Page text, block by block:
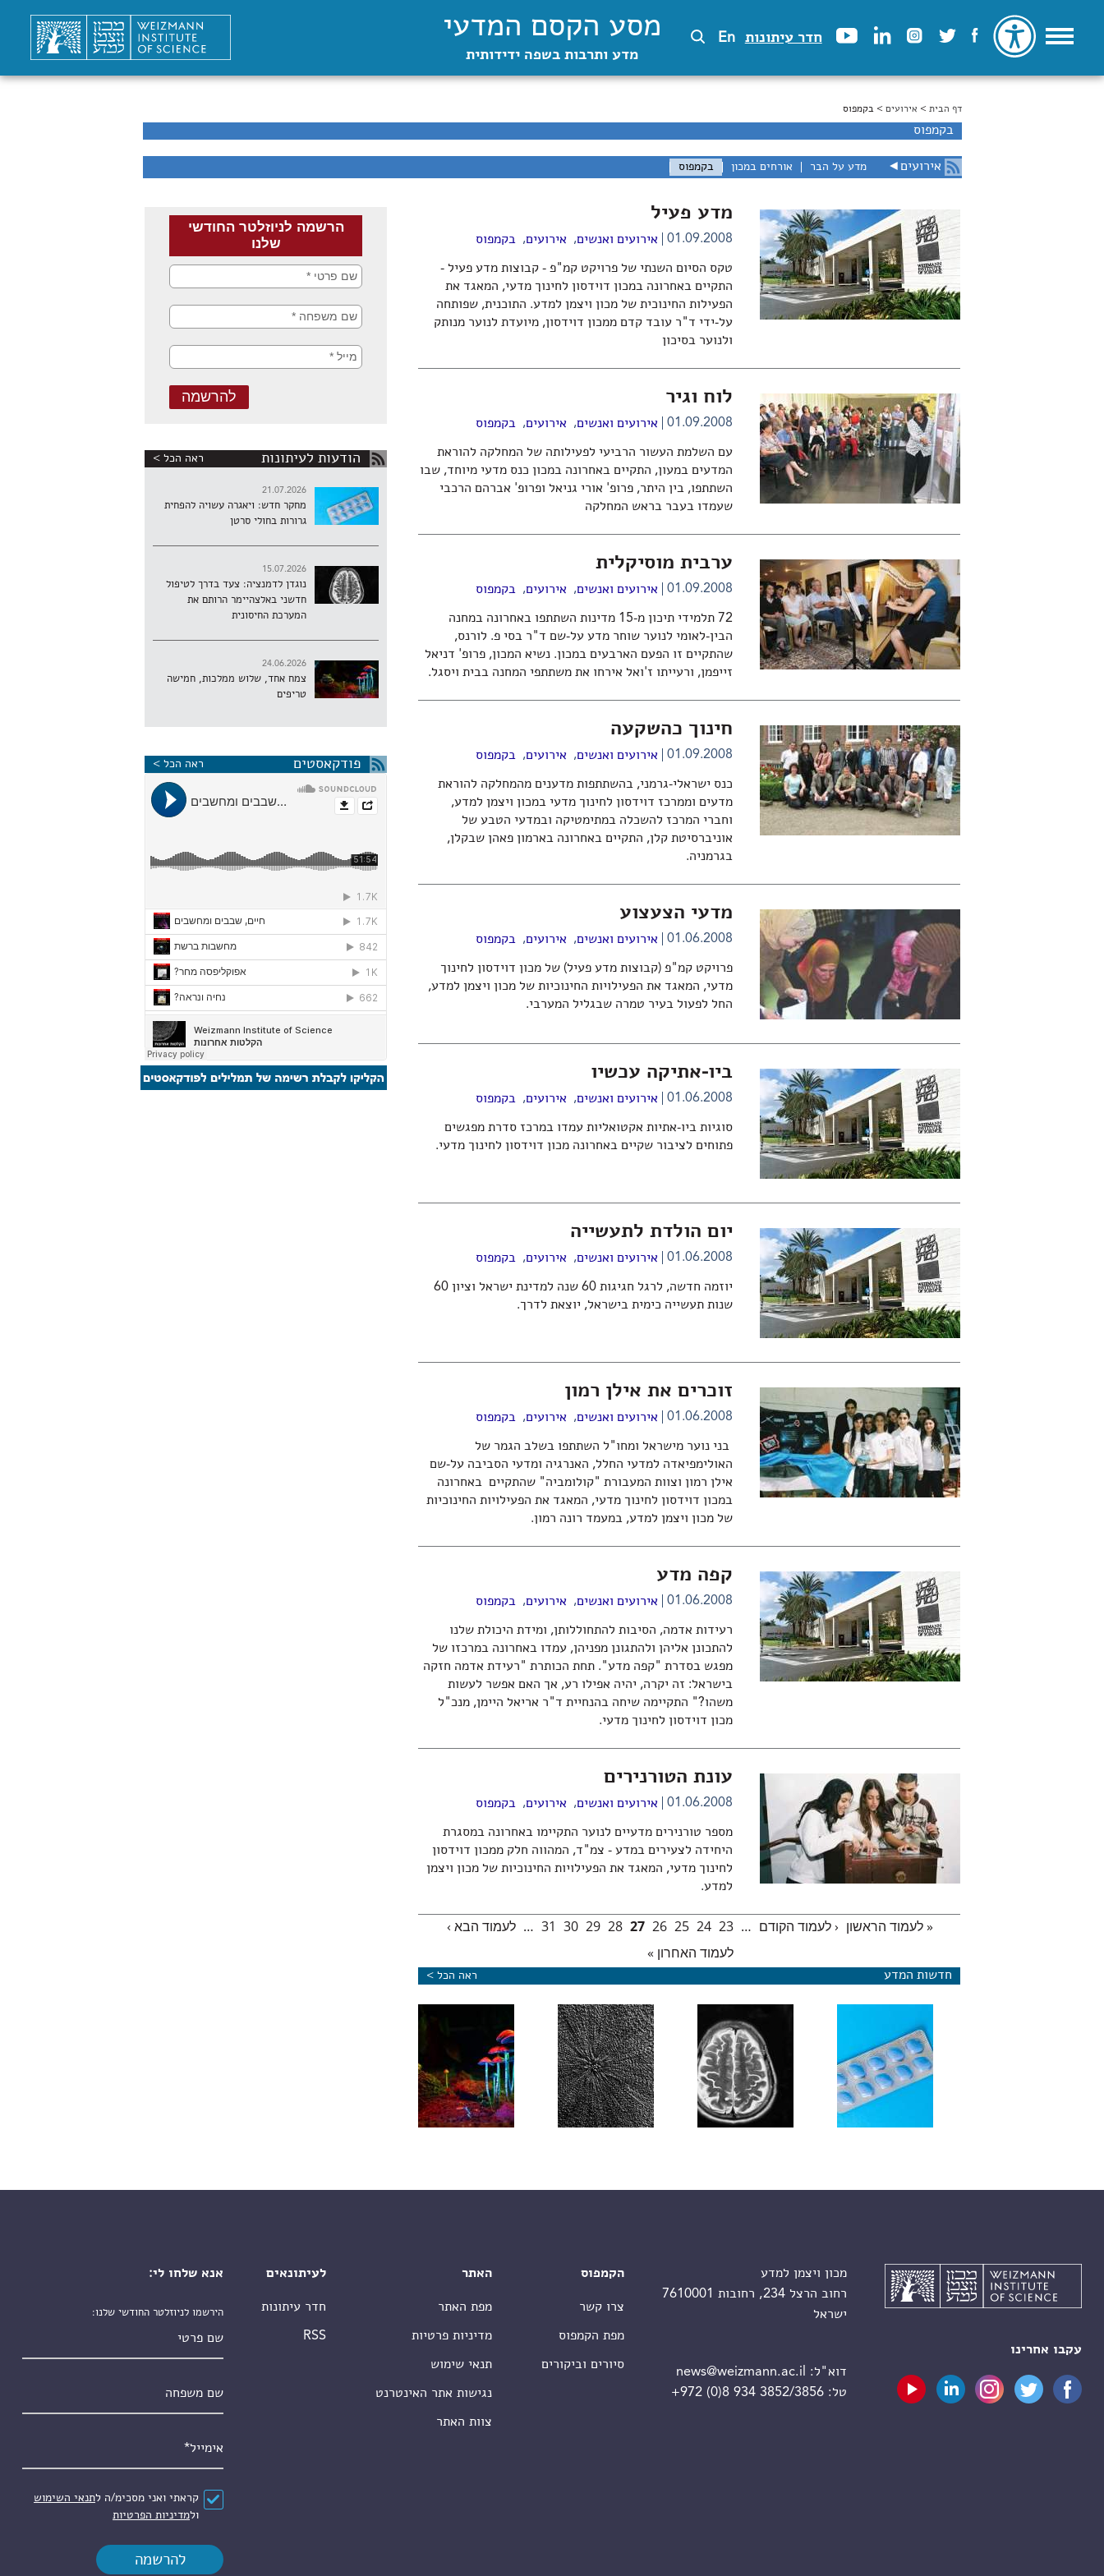
חדר עיתונות En מסע הקסם המדעי
מדע ותרבות בשפה ידידותית
הינך נמצא כאן
דף הבית > אירועים > בקמפוס
בקמפוס
אירועים◄ מדע על הבר אורחים במכון בקמפוס
מדע פעיל
01.09.2008 אירועים ואנשים, אירועים, בקמפוס
טקס הסיום השנתי של פרויקט קמ"פ - קבוצות מדע פעיל -
התקיים באחרונה במכון דוידסון לחינוך מדעי, המאגד את
הפעילות החינוכית של מכון ויצמן למדע. התוכנית, שפותחה
על-ידי ד"ר עובד קדם ממכון דוידסון, מיועדת לנוער מנותק
ולנוער בסיכון
לוח וגיר
01.09.2008 אירועים ואנשים, אירועים, בקמפוס
עם השלמת העשור הרביעי לפעילותה של המחלקה להוראת
המדעים במעון, התקיים באחרונה במכון כנס מדעי מיוחד, שבו
השתתפו, בין היתר, פרופ' אורי גניאל ופרופ' אברהם הרכבי
שעמדו בעבר בראש המחלקה
ערבית מוסיקלית
01.09.2008 אירועים ואנשים, אירועים, בקמפוס
72 תלמידי תיכון מ-15 מדינות השתתפו באחרונה במחנה
הבין-לאומי לנוער שוחר מדע על-שם ד"ר בסי פ. לורנס,
שהתקיים זו הפעם הארבעים במכון. נשיא המכון, פרופ' דניאל
זייפמן, ורעייתו ז'ואל אירחו את משתתפי המחנה בבית ויסגל.
חינוך כהשקעה
01.09.2008 אירועים ואנשים, אירועים, בקמפוס
כנס ישראלי-גרמני, בהשתתפות מדענים מהמחלקה להוראת
מדעים וממרכז דוידסון לחינוך מדעי במכון ויצמן למדע,
וחברי המרכז להשכלה במתימטיקה ובמדעי הטבע של
אוניברסיטת קלן, התקיים באחרונה בארמון פאהן שבקלן,
בגרמניה.
מדעי הצעצוע
01.06.2008 אירועים ואנשים, אירועים, בקמפוס
פרויקט קמ"פ (קבוצות מדע פעיל) של מכון דוידסון לחינוך
מדעי, המאגד את הפעילויות החינוכיות של מכון ויצמן למדע,
החל לפעול בעיר טמרה שבגליל המערבי.
ביו-אתיקה עכשיו
01.06.2008 אירועים ואנשים, אירועים, בקמפוס
סוגיות ביו-אתיות אקטואליות עמדו במרכז סדרת מפגשים
פתוחים לציבור שקיים באחרונה מכון דוידסון לחינוך מדעי.
יום הולדת לתעשייה
01.06.2008 אירועים ואנשים, אירועים, בקמפוס
יוזמה חדשה, לרגל חגיגות 60 שנה למדינת ישראל וציון 60
שנות תעשייה כימית בישראל, יוצאת לדרך.
זוכרים את אילן רמון
01.06.2008 אירועים ואנשים, אירועים, בקמפוס
בני נוער מישראל ומחו"ל השתתפו בשלב הגמר של
האולימפיאדה למדעי החלל, האנרגיה ומדעי הסביבה על-שם
אילן רמון וצוות המעבורת "קולומביה" שהתקיים באחרונה
במכון דוידסון לחינוך מדעי, המאגד את הפעילויות החינוכיות
של מכון ויצמן למדע, במעמד רונה רמון.
קפה מדע
01.06.2008 אירועים ואנשים, אירועים, בקמפוס
רעידות אדמה, הסיבות להתחוללותן, ומידת היכולת שלנו
להתכונן אליהן ולהתגונן מפניהן, עמדו באחרונה במרכזו של
מפגש בסדרת "קפה מדע". תחת הכותרת "רעידת אדמה חזקה
בישראל: זה יקרה, יהיה אפילו רע, אך האם אפשר לעשות
משהו?" התקיימה שיחה בהנחיית ד"ר אריאל היימן, מנכ"ל
מכון דוידסון לחינוך מדעי.
עונת הטורנירים
01.06.2008 אירועים ואנשים, אירועים, בקמפוס
מספר טורנירים מדעיים לנוער התקיימו באחרונה במסגרת
היחידה לצעירים במדע - צמ"ד, המהווה חלק ממכון דוידסון
לחינוך מדעי, המאגד את הפעילויות החינוכיות של מכון ויצמן
למדע.
עמודים« לעמוד הראשון ‹ לעמוד הקודם …
23
24
25
26
27
28
29
30
31
… לעמוד הבא ›
לעמוד האחרון »
חדשות המדע ראה הכל >
מחקר חדש: ויאגרה עשויה
להפחית גרורות בחולי סרטן
נוגדן לדמנציה: צעד בדרך לטיפול
חדשני באלצהיימר הרותם את המערכת
החיסונית
כרטיס כניסה מגנטי
בכדור-הארץ
הודעות לעיתונות ראה הכל >
21.07.2026
מחקר חדש: ויאגרה עשויה להפחית
גרורות בחולי סרטן
15.07.2026
נוגדן לדמנציה: צעד בדרך לטיפול
חדשני באלצהיימר הרותם את
המערכת החיסונית
24.06.2026
צמח אחד, שלוש ממלכות, חמישה
טריפים
פודקאסטים ראה הכל >
עקבו אחרינו
מכון ויצמן למדע
רחוב הרצל 234, רחובות 7610001
ישראל
דוא"ל:
news@weizmann.ac.il
טל:+972 (0)8 934 3852/3856
הקמפוס
צרו קשר
מפת הקמפוס
סיורים וביקורים
האתר
מפת האתר
מדיניות פרטיות
תנאי שימוש
נגישות אתר האינטרנט
צוות האתר
לעיתונאים
חדר עיתונות
RSS
אנא שלחו לי:
הירשמו לניוזלטר החודשי שלנו:
הסכם*
קראתי ואני מסכימ/ה לתנאי השימוש
ולמדיניות הפרטיות